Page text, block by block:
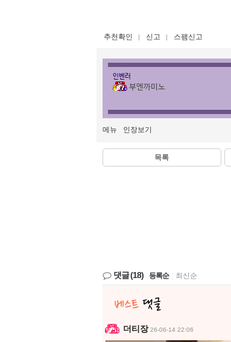
추천확인 신고 스팸신고
인벤러
부엔까미노
메뉴 인장보기
목록
댓글(18) 등록순 최신순
더티장 26-06-14 22:06